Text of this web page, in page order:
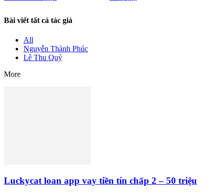
Bài viết tất cả tác giả
All
Nguyễn Thành Phúc
Lê Thu Quý
More
Luckycat loan app vay tiền tín chấp 2 – 50 triệu